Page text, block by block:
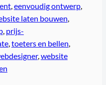
, eenvoudig ontwerp,
laten bouwen,
, prijs-
, toeters en bellen,
, website